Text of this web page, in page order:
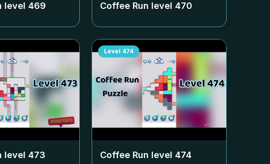
level 469 Coffee Run level 470
level 473
Level 474
Coffee Run level 474